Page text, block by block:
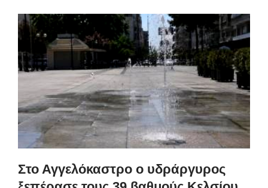
Στο Αγγελόκαστρο ο υδράργυρος